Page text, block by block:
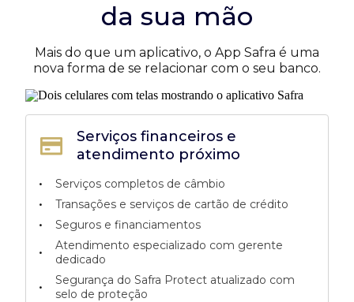
da sua mão
Mais do que um aplicativo, o App Safra é uma
nova forma de se relacionar com o seu banco.
Serviços financeiros e
atendimento próximo
•
Serviços completos de câmbio
• Transações e serviços de cartão de crédito
• Seguros e financiamentos
•
Atendimento especializado com gerente
dedicado
•
Segurança do Safra Protect atualizado com
selo de proteção